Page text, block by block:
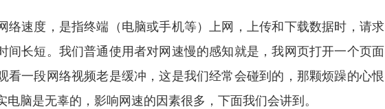
络速度，是指终端（电脑或手机等）上网，上传和下载数据时，请求
间长短。我们普通使用者对网速慢的感知就是，我网页打开一个页面
看一段网络视频老是缓冲，这是我们经常会碰到的，那颗烦躁的心恨
电脑是无辜的，影响网速的因素很多，下面我们会讲到。